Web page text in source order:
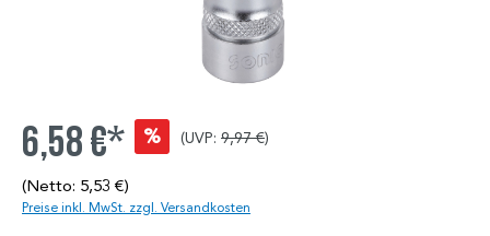
6,58 €* % (UVP: 9,97 €)
(Netto: 5,53 €)
Preise inkl. MwSt. zzgl. Versandkosten